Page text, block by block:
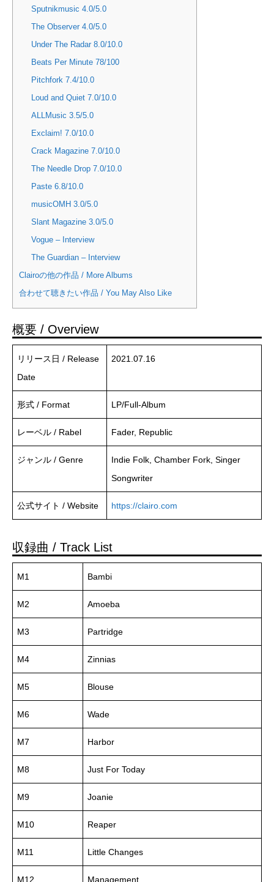
Sputnikmusic 4.0/5.0
The Observer 4.0/5.0
Under The Radar 8.0/10.0
Beats Per Minute 78/100
Pitchfork 7.4/10.0
Loud and Quiet 7.0/10.0
ALLMusic 3.5/5.0
Exclaim! 7.0/10.0
Crack Magazine 7.0/10.0
The Needle Drop 7.0/10.0
Paste 6.8/10.0
musicOMH 3.0/5.0
Slant Magazine 3.0/5.0
Vogue – Interview
The Guardian – Interview
Clairoの他の作品 / More Albums
合わせて聴きたい作品 / You May Also Like
概要 / Overview
リリース日 / Release
Date
2021.07.16
形式 / Format LP/Full-Album
レーベル / Rabel Fader, Republic
ジャンル / Genre
Indie Folk, Chamber Fork, Singer
Songwriter
公式サイト / Website https://clairo.com
収録曲 / Track List
M1 Bambi
M2 Amoeba
M3 Partridge
M4 Zinnias
M5 Blouse
M6 Wade
M7 Harbor
M8 Just For Today
M9 Joanie
M10 Reaper
M11 Little Changes
M12 Management